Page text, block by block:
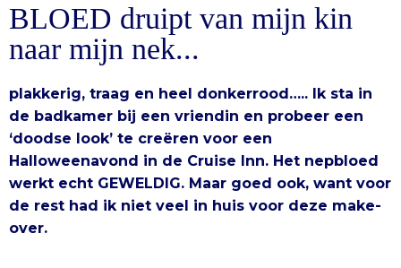
BLOED druipt van mijn kin
naar mijn nek...
plakkerig, traag en heel donkerrood….. Ik sta in
de badkamer bij een vriendin en probeer een
‘doodse look’ te creëren voor een
Halloweenavond in de Cruise Inn. Het nepbloed
werkt echt GEWELDIG. Maar goed ook, want voor
de rest had ik niet veel in huis voor deze make-
over.